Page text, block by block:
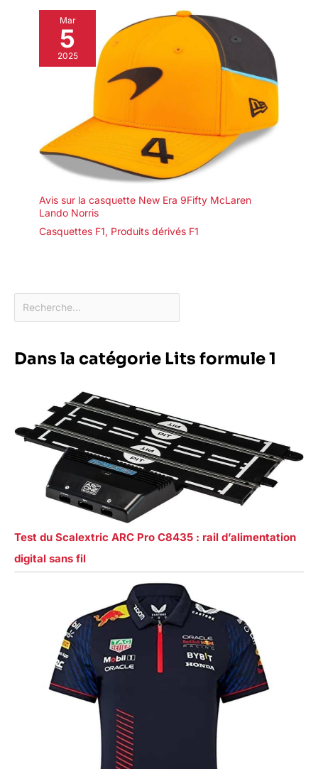
Mar
5
2025
Avis sur la casquette New Era 9Fifty McLaren
Lando Norris
Casquettes F1, Produits dérivés F1
Dans la catégorie Lits formule 1
Test du Scalextric ARC Pro C8435 : rail d’alimentation
digital sans fil